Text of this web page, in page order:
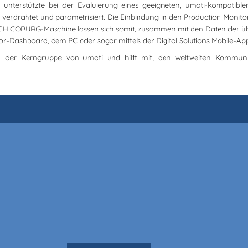
bei der Evaluierung eines geeigneten, umati-
und parametrisiert. Die Einbindung in den Production
COBURG-Maschine lassen sich somit, zusammen mit den Daten der
Dashboard, dem PC oder sogar mittels der Digital Solutions Mobile-
der Kerngruppe von umati und hilft mit, den weltweiten